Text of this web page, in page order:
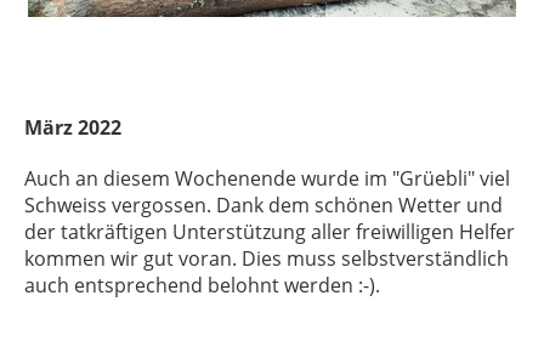
März 2022
Auch an diesem Wochenende wurde im "Grüebli" viel
Schweiss vergossen. Dank dem schönen Wetter und
der tatkräftigen Unterstützung aller freiwilligen Helfer
kommen wir gut voran. Dies muss selbstverständlich
auch entsprechend belohnt werden :-).